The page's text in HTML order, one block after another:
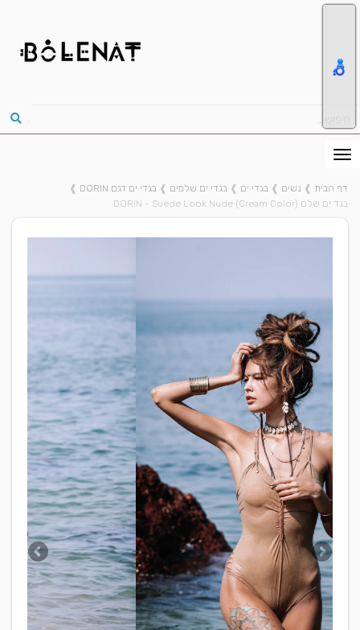
דף הבית ❱ נשים ❱ בגדי ים ❱ בגדי ים שלמים ❱ בגדי ים דגם DORIN
❱
בגד ים שלם DORIN - Suede Look Nude (Cream Color)